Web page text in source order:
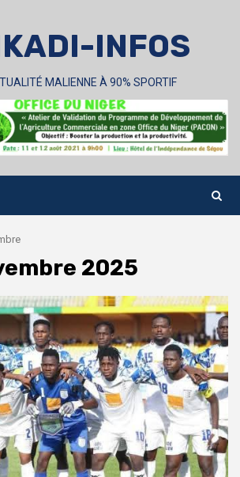
INFOS
MALIENNE À 90% SPORTIF
2025